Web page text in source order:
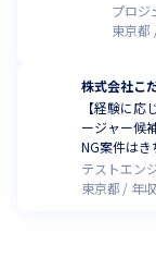
プロジ
東京都
株式会社こ
【経験に
ージャー候
NG案件はき
テストエン
東京都
年